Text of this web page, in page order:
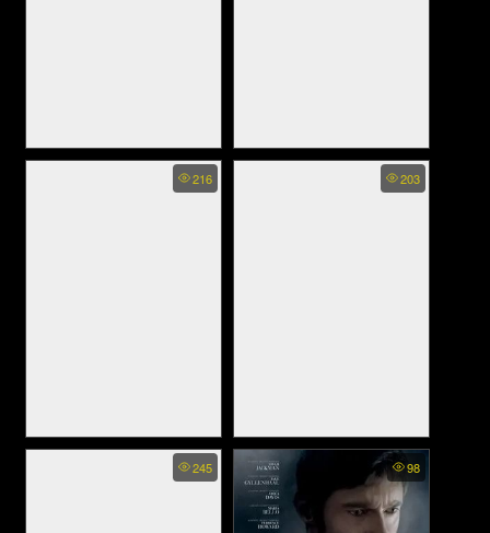
Deaw Special Super Soft
Power - เดี่ยวสเปเชียล ซูเปอร์
Sniper Special Ops - ยุทธการ
216
Special Police and Snake
Revenge - หายนะอสรพิษร้าย
203
Carolin Kebekus: The Last
Christmas Special - คาโรลิน
เคเบคัส: คริสต์มาสสุดพิเศษ
(2021)
245 98